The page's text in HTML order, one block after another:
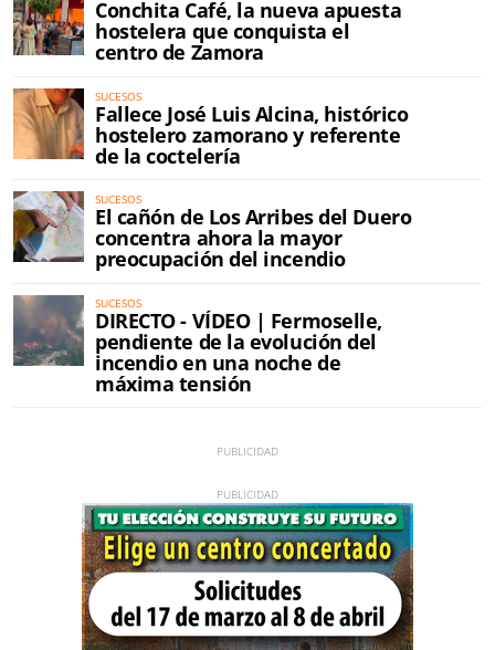
Conchita Café, la nueva apuesta
hostelera que conquista el
centro de Zamora
SUCESOS
Fallece José Luis Alcina, histórico
hostelero zamorano y referente
de la coctelería
SUCESOS
El cañón de Los Arribes del Duero
concentra ahora la mayor
preocupación del incendio
SUCESOS
DIRECTO - VÍDEO | Fermoselle,
pendiente de la evolución del
incendio en una noche de
máxima tensión